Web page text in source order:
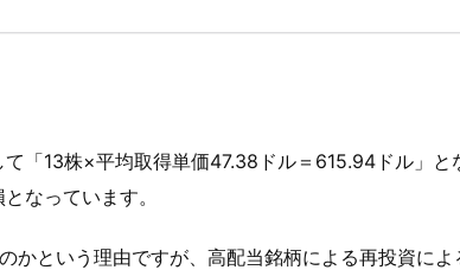
「13株×平均取得単価47.38ドル＝615.94ドル」と
なっています。
かという理由ですが、高配当銘柄による再投資に